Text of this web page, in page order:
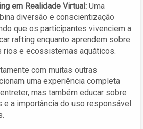
em Realidade Virtual: Uma
diversão e conscientização
que os participantes vivenciem a
rafting enquanto aprendem sobre
rios e ecossistemas aquáticos.
com muitas outras
uma experiência completa
mas também educar sobre
a importância do uso responsável